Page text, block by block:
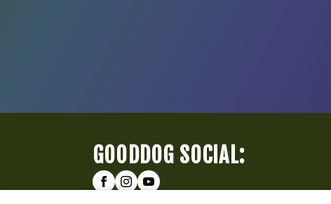
GOODDOG SOCIAL: